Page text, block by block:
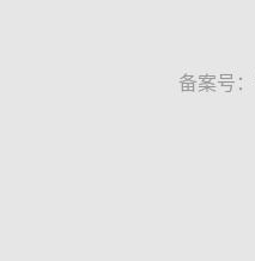
备案号：